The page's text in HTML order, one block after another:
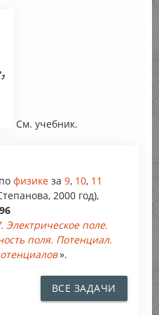
См. учебник.
по физике за 9, 10, 11
2000 год),
Электрическое поле.
поля. Потенциал.
».
ВСЕ ЗАДАЧИ